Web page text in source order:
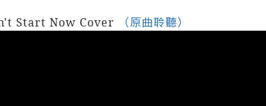
Start Now Cover （原曲聆聽）